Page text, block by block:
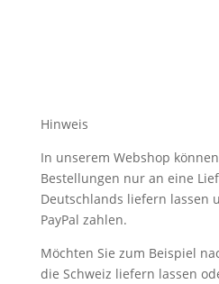
Hinweis
In unserem Webshop
Bestellungen nur an eine
Deutschlands liefern lassen
PayPal zahlen.
Möchten Sie zum Beispiel
die Schweiz liefern lassen